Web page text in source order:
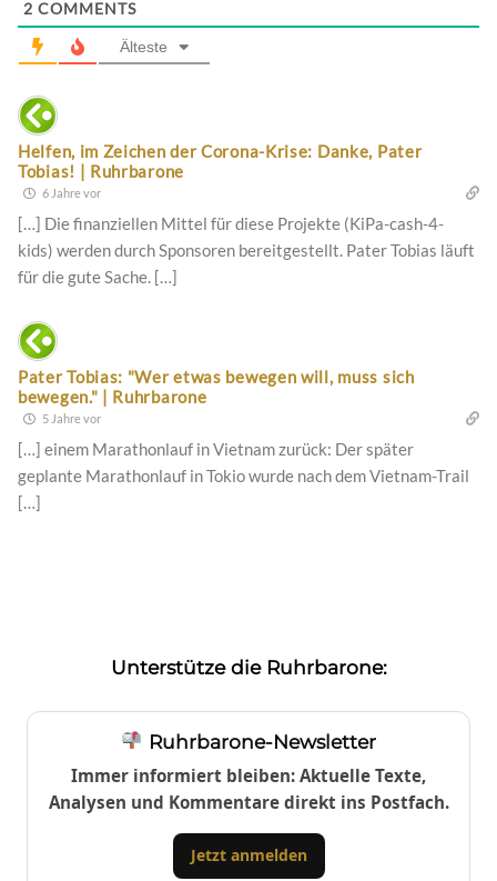
2 COMMENTS
Älteste
Helfen, im Zeichen der Corona-Krise: Danke, Pater
Tobias! | Ruhrbarone
6 Jahre vor
[…] Die finanziellen Mittel für diese Projekte (KiPa-cash-4-
kids) werden durch Sponsoren bereitgestellt. Pater Tobias läuft
für die gute Sache. […]
Pater Tobias: "Wer etwas bewegen will, muss sich
bewegen." | Ruhrbarone
5 Jahre vor
[…] einem Marathonlauf in Vietnam zurück: Der später
geplante Marathonlauf in Tokio wurde nach dem Vietnam-Trail
[…]
Unterstütze die Ruhrbarone:
Ruhrbarone-Newsletter
Immer informiert bleiben: Aktuelle Texte,
Analysen und Kommentare direkt ins Postfach.
Jetzt anmelden